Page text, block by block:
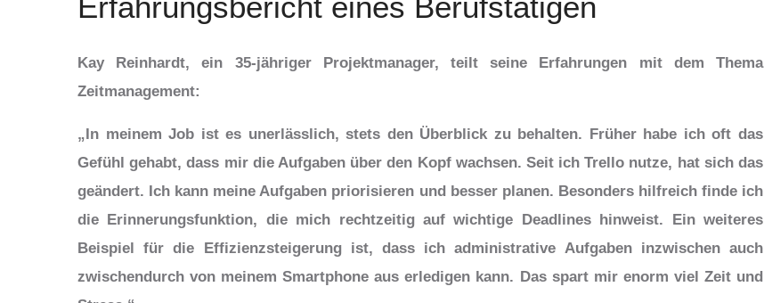
Kay Reinhardt, ein 35-jähriger Projektmanager, teilt seine Erfahrungen mit dem Thema
Zeitmanagement:
„In meinem Job ist es unerlässlich, stets den Überblick zu behalten. Früher habe ich oft das
Gefühl gehabt, dass mir die Aufgaben über den Kopf wachsen. Seit ich Trello nutze, hat sich das
geändert. Ich kann meine Aufgaben priorisieren und besser planen. Besonders hilfreich finde ich
die Erinnerungsfunktion, die mich rechtzeitig auf wichtige Deadlines hinweist. Ein weiteres
Beispiel für die Effizienzsteigerung ist, dass ich administrative Aufgaben inzwischen auch
zwischendurch von meinem Smartphone aus erledigen kann. Das spart mir enorm viel Zeit und